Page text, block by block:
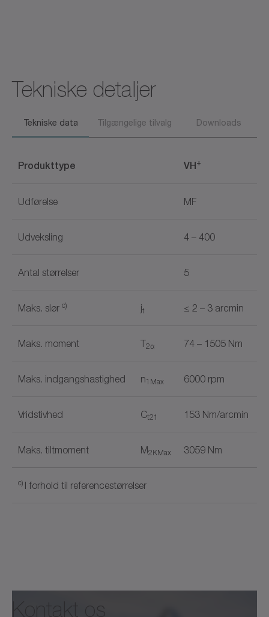
Tekniske detaljer
Tekniske data Tilgængelige tilvalg Downloads
Produkttype VH+
Udførelse MF
Udveksling 4 – 400
Antal størrelser 5
Maks. slør c) jt ≤ 2 – 3 arcmin
Maks. moment T2α 74 – 1505 Nm
Maks. indgangshastighed n1Max 6000 rpm
Vridstivhed Ct21 153 Nm/arcmin
Maks. tiltmoment M2KMax 3059 Nm
c) I forhold til referencestørrelser